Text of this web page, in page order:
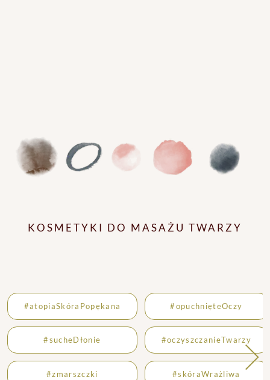
KOSMETYKI DO MASAŻU TWARZY
#atopiaSkóraPopękana #opuchnięteOczy
#sucheDłonie #oczyszczanieTwarzy
#zmarszczki #skóraWrażliwa